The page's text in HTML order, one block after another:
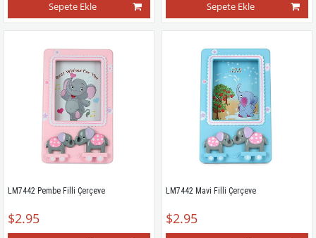
Sepete Ekle Sepete Ekle
LM7442 Pembe Filli Çerçeve
$2.95
LM7442 Mavi Filli Çerçeve
$2.95